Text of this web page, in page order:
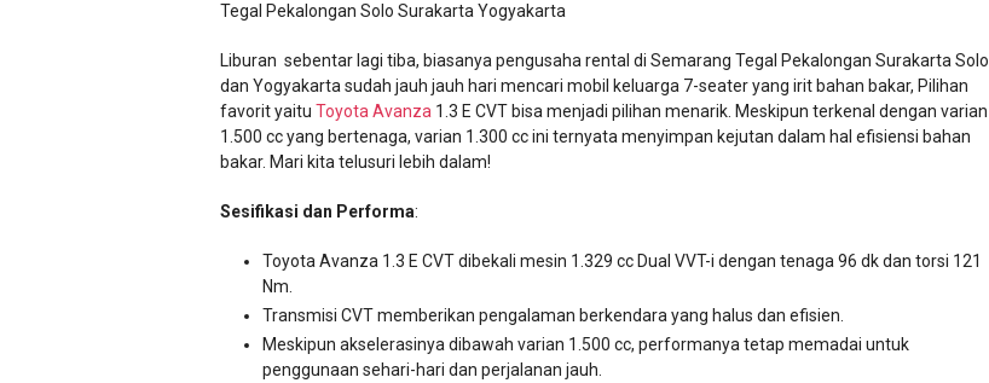
Tegal Pekalongan Solo Surakarta Yogyakarta
Liburan sebentar lagi tiba, biasanya pengusaha rental di Semarang Tegal Pekalongan Surakarta Solo
dan Yogyakarta sudah jauh jauh hari mencari mobil keluarga 7-seater yang irit bahan bakar, Pilihan
favorit yaitu Toyota Avanza 1.3 E CVT bisa menjadi pilihan menarik. Meskipun terkenal dengan varian
1.500 cc yang bertenaga, varian 1.300 cc ini ternyata menyimpan kejutan dalam hal efisiensi bahan
bakar. Mari kita telusuri lebih dalam!
Sesifikasi dan Performa:
Toyota Avanza 1.3 E CVT dibekali mesin 1.329 cc Dual VVT-i dengan tenaga 96 dk dan torsi 121
Nm.
Transmisi CVT memberikan pengalaman berkendara yang halus dan efisien.
Meskipun akselerasinya dibawah varian 1.500 cc, performanya tetap memadai untuk
penggunaan sehari-hari dan perjalanan jauh.